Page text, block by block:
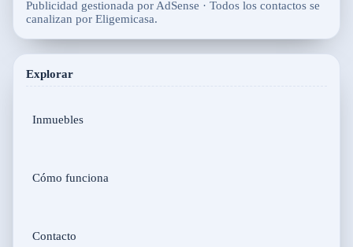
Publicidad gestionada por AdSense · Todos los contactos se
canalizan por Eligemicasa.
Explorar
Inmuebles
Cómo funciona
Contacto